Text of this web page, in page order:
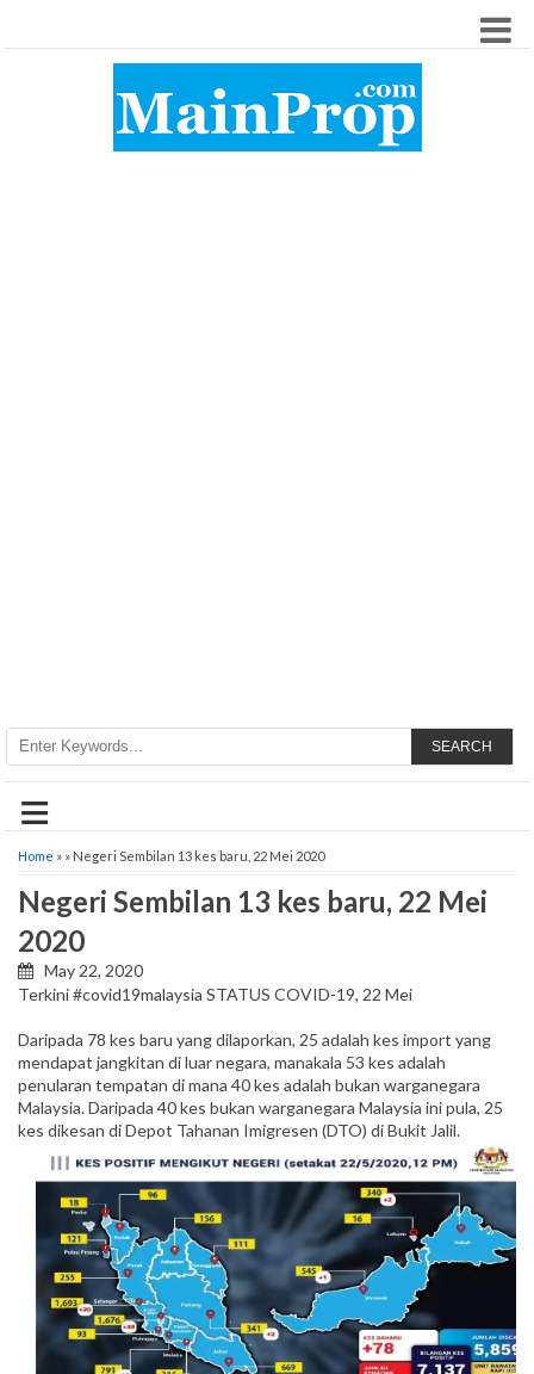
SEARCH
≡
Home » » Negeri Sembilan 13 kes baru, 22 Mei 2020
Negeri Sembilan 13 kes baru, 22 Mei
2020
May 22, 2020
Terkini #covid19malaysia STATUS COVID-19, 22 Mei
Daripada 78 kes baru yang dilaporkan, 25 adalah kes import yang
mendapat jangkitan di luar negara, manakala 53 kes adalah
penularan tempatan di mana 40 kes adalah bukan warganegara
Malaysia. Daripada 40 kes bukan warganegara Malaysia ini pula, 25
kes dikesan di Depot Tahanan Imigresen (DTO) di Bukit Jalil.